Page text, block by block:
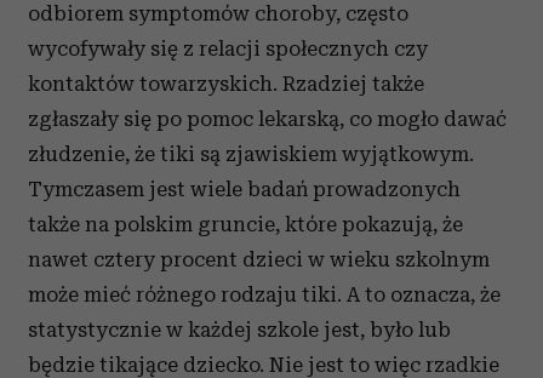
odbiorem symptomów choroby, często
wycofywały się z relacji społecznych czy
kontaktów towarzyskich. Rzadziej także
zgłaszały się po pomoc lekarską, co mogło dawać
złudzenie, że tiki są zjawiskiem wyjątkowym.
Tymczasem jest wiele badań prowadzonych
także na polskim gruncie, które pokazują, że
nawet cztery procent dzieci w wieku szkolnym
może mieć różnego rodzaju tiki. A to oznacza, że
statystycznie w każdej szkole jest, było lub
będzie tikające dziecko. Nie jest to więc rzadkie